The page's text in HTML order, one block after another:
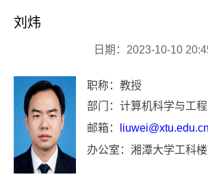
刘炜
日期：2023-10-10
职称： 教授
部门： 计算机科学与工
邮箱：
liuwei@xtu.edu.cn
办公室：湘潭大学工科